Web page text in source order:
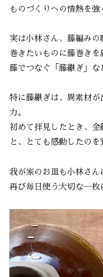
ものづくりへの情熱を強
実は小林さん、籐編みの
巻きたいものに籐巻き
籐でつなぐ「籐継ぎ」な
特に籐継ぎは、異素材
力。
初めて拝見したとき、金
と、とても感動したのを
我が家のお皿も小林さん
再び毎日使う大切な一枚